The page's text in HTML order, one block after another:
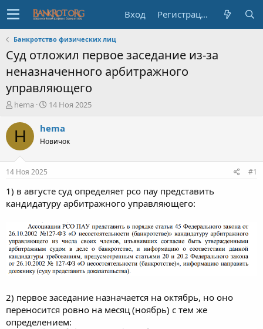
Вход Регистрация
Банкротство физических лиц
Суд отложил первое заседание из-за
неназначенного арбитражного
управляющего
А
т
о
р
е
м
ы
hema
Д
т
н
л
14 Ноя 2025
H hema
Новичок
14 Ноя 2025 #1
1) в августе суд определяет рсо пау представить
кандидатуру арбитражного управляющего:
2) первое заседание назначается на октябрь, но оно
переносится ровно на месяц (ноябрь) с тем же
определением: